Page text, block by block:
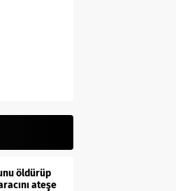
öldürüp
ateşe